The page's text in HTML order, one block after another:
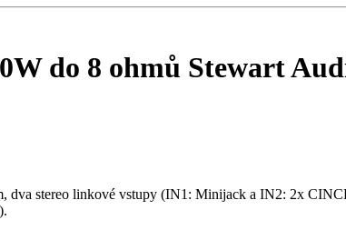
do 8 ohmů Stewart
dva stereo linkové vstupy (IN1: Minijack a IN2: 2x